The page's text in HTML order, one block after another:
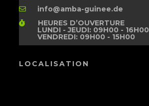
info@amba-guinee.de
HEURES D’OUVERTURE
LUNDI - JEUDI: 09H00 - 16H00
VENDREDI: 09H00 - 15H00
LOCALISATION